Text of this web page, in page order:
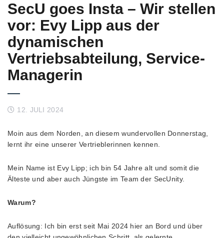
SecU goes Insta – Wir stellen
vor: Evy Lipp aus der
dynamischen
Vertriebsabteilung, Service-
Managerin
12. JULI 2024
Moin aus dem Norden, an diesem wundervollen Donnerstag,
lernt ihr eine unserer Vertrieblerinnen kennen.
Mein Name ist Evy Lipp; ich bin 54 Jahre alt und somit die
Älteste und aber auch Jüngste im Team der SecUnity.
Warum?
Auflösung: Ich bin erst seit Mai 2024 hier an Bord und über